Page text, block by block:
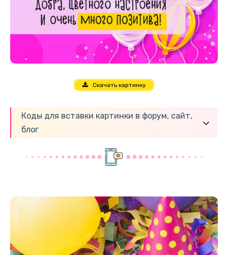
Скачать картинку
Коды для вставки картинки в форум, сайт,
блог